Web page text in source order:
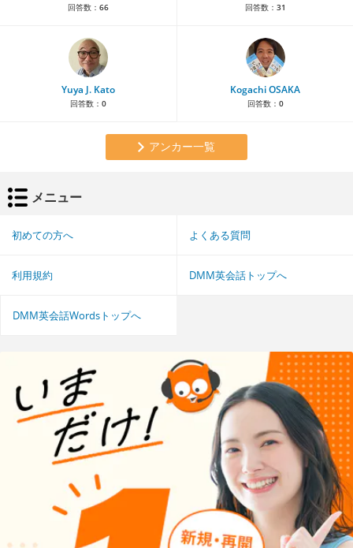
回答数： 66 回答数： 31
Yuya J. Kato
回答数： 0
Kogachi OSAKA
回答数： 0
アンカー一覧
メニュー
初めての方へ よくある質問
利用規約 DMM英会話トップへ
DMM英会話Wordsトップへ